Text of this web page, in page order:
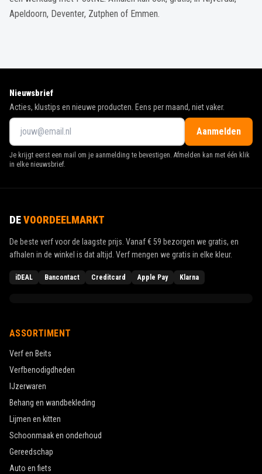
Apeldoorn, Deventer, Zutphen of Emmen.
Nieuwsbrief
Acties, klustips en nieuwe producten. Eens per maand, niet vaker.
Aanmelden
Je krijgt eerst een mail om je aanmelding te bevestigen. Afmelden kan met één klik
in elke nieuwsbrief.
DEVOORDEELMARKT
De beste verf voor de laagste prijs. Vanaf€ 59 bezorgen we gratis, en
afhalen in de winkel is dat altijd. Verf mengen we gratis in elke kleur.
iDEAL Bancontact Creditcard Apple Pay Klarna
ASSORTIMENT
Verf en Beits
Verfbenodigdheden
IJzerwaren
Behang en wandbekleding
Lijmen en kitten
Schoonmaak en onderhoud
Gereedschap
Auto en fiets